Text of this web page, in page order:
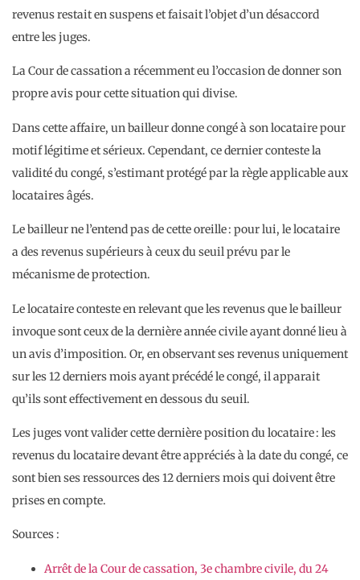
revenus restait en suspens et faisait l’objet d’un désaccord
entre les juges.
La Cour de cassation a récemment eu l’occasion de donner son
propre avis pour cette situation qui divise.
Dans cette affaire, un bailleur donne congé à son locataire pour
motif légitime et sérieux. Cependant, ce dernier conteste la
validité du congé, s’estimant protégé par la règle applicable aux
locataires âgés.
Le bailleur ne l’entend pas de cette oreille : pour lui, le locataire
a des revenus supérieurs à ceux du seuil prévu par le
mécanisme de protection.
Le locataire conteste en relevant que les revenus que le bailleur
invoque sont ceux de la dernière année civile ayant donné lieu à
un avis d’imposition. Or, en observant ses revenus uniquement
sur les 12 derniers mois ayant précédé le congé, il apparait
qu’ils sont effectivement en dessous du seuil.
Les juges vont valider cette dernière position du locataire : les
revenus du locataire devant être appréciés à la date du congé, ce
sont bien ses ressources des 12 derniers mois qui doivent être
prises en compte.
Sources :
Arrêt de la Cour de cassation, 3e chambre civile, du 24